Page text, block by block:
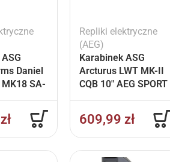
Daniel
SA-
zł
Repliki elektryczne
(AEG)
Karabinek ASG
Arcturus LWT MK-II
CQB 10″ AEG SPORT
609,99 zł